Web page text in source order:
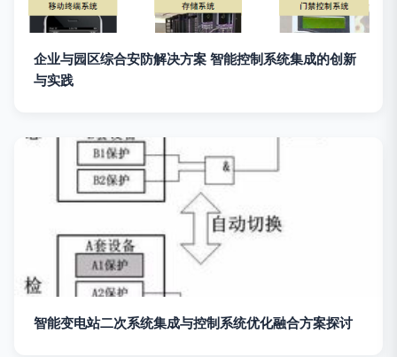
企业与园区综合安防解决方案 智能控制系统集成的创新
与实践
智能变电站二次系统集成与控制系统优化融合方案探讨